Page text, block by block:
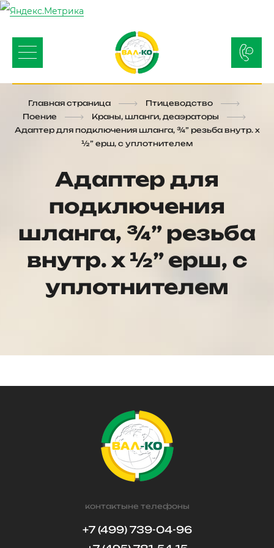
Главная страница
Птицеводство
Поение
Краны, шланги, деаэраторы
Адаптер для подключения шланга, ¾” резьба внутр. х
½” ерш, с уплотнителем
Адаптер для
подключения
шланга, ¾” резьба
внутр. х ½” ерш, с
уплотнителем
контактыне телефоны
+7 (499) 739-04-96